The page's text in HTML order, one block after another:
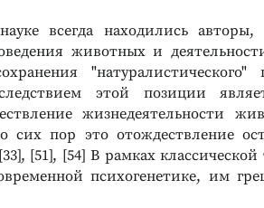
всегда находились
животных и
этой позиции
жизнедеятельности
сих пор это отождествление
[51], [54] В рамках
психогенетике, им